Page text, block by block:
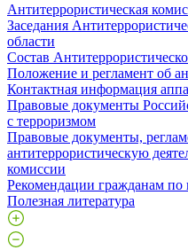
Антитеррористическая
Заседания
области
Состав
Положение и регламент об
Контактная информация
Правовые документы
с терроризмом
Правовые документы,
антитеррористическую
комиссии
Рекомендации гражданам по
Полезная литература